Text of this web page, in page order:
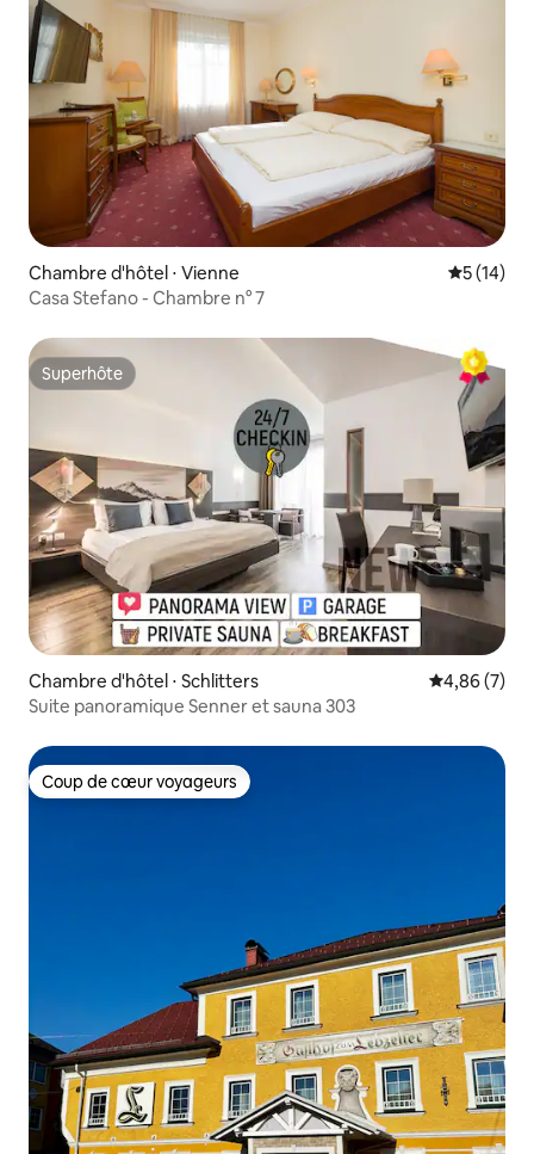
Chambre d'hôtel ⋅ Vienne
5 (14)
Casa Stefano - Chambre n° 7
Superhôte
Superhôte
Chambre d'hôtel ⋅ Schlitters Évaluation
4,86 (7)
Suite panoramique Senner et sauna 303
Coup de cœur voyageurs
Coup de cœur voyageurs